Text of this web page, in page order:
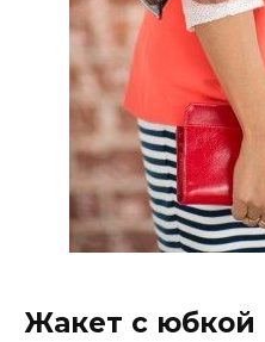
Жакет с юбкой